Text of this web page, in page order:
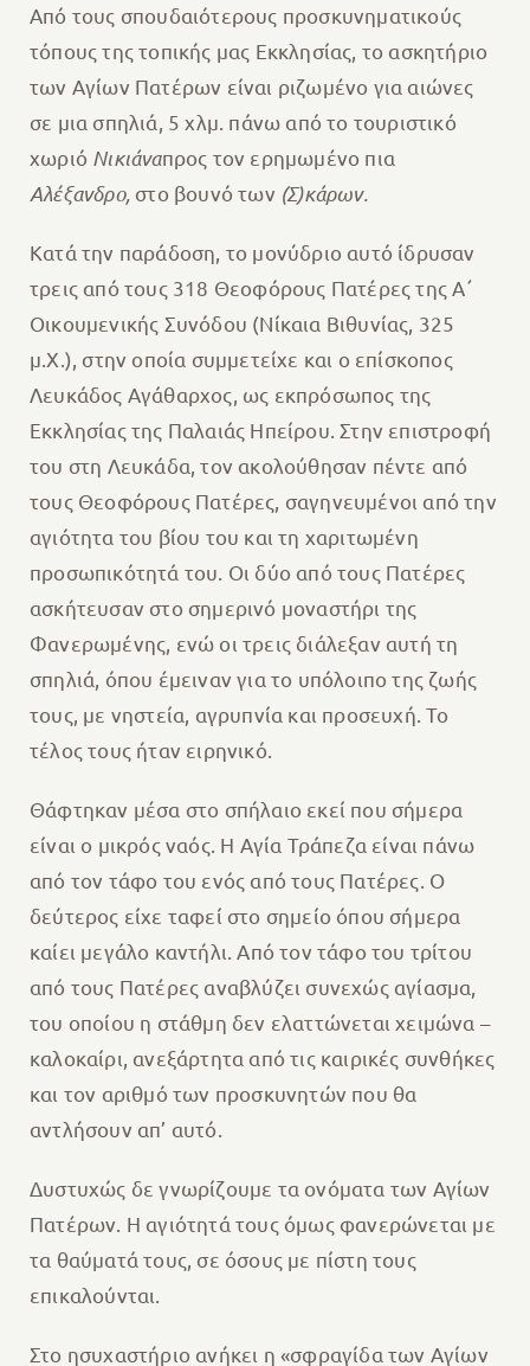
Από τους σπουδαιότερους προσκυνηματικούς
τόπους της τοπικής μας Εκκλησίας, το ασκητήριο
των Αγίων Πατέρων είναι ριζωμένο για αιώνες
σε μια σπηλιά, 5 χλμ. πάνω από το τουριστικό
χωριό Νικιάναπρος τον ερημωμένο πια
Αλέξανδρο, στο βουνό των (Σ)κάρων.
Κατά την παράδοση, το μονύδριο αυτό ίδρυσαν
τρεις από τους 318 Θεοφόρους Πατέρες της Α΄
Οικουμενικής Συνόδου (Νίκαια Βιθυνίας, 325
μ.Χ.), στην οποία συμμετείχε και ο επίσκοπος
Λευκάδος Αγάθαρχος, ως εκπρόσωπος της
Εκκλησίας της Παλαιάς Ηπείρου. Στην επιστροφή
του στη Λευκάδα, τον ακολούθησαν πέντε από
τους Θεοφόρους Πατέρες, σαγηνευμένοι από την
αγιότητα του βίου του και τη χαριτωμένη
προσωπικότητά του. Οι δύο από τους Πατέρες
ασκήτευσαν στο σημερινό μοναστήρι της
Φανερωμένης, ενώ οι τρεις διάλεξαν αυτή τη
σπηλιά, όπου έμειναν για το υπόλοιπο της ζωής
τους, με νηστεία, αγρυπνία και προσευχή. Το
τέλος τους ήταν ειρηνικό.
Θάφτηκαν μέσα στο σπήλαιο εκεί που σήμερα
είναι ο μικρός ναός. Η Αγία Τράπεζα είναι πάνω
από τον τάφο του ενός από τους Πατέρες. Ο
δεύτερος είχε ταφεί στο σημείο όπου σήμερα
καίει μεγάλο καντήλι. Από τον τάφο του τρίτου
από τους Πατέρες αναβλύζει συνεχώς αγίασμα,
του οποίου η στάθμη δεν ελαττώνεται χειμώνα –
καλοκαίρι, ανεξάρτητα από τις καιρικές συνθήκες
και τον αριθμό των προσκυνητών που θα
αντλήσουν απ’ αυτό.
Δυστυχώς δε γνωρίζουμε τα ονόματα των Αγίων
Πατέρων. Η αγιότητά τους όμως φανερώνεται με
τα θαύματά τους, σε όσους με πίστη τους
επικαλούνται.
Στο ησυχαστήριο ανήκει η «σφραγίδα των Αγίων